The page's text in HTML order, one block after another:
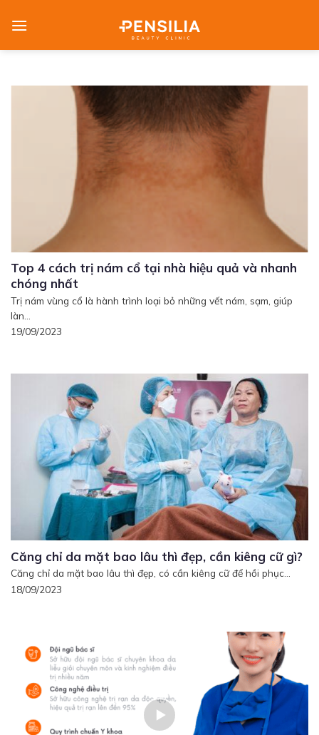
Top 4 cách trị nám cổ tại nhà hiệu quả và nhanh
chóng nhất
Trị nám vùng cổ là hành trình loại bỏ những vết nám, sạm, giúp
làn...
19/09/2023
Căng chỉ da mặt bao lâu thì đẹp, cần kiêng cữ gì?
Căng chỉ da mặt bao lâu thì đẹp, có cần kiêng cữ để hồi phục...
18/09/2023